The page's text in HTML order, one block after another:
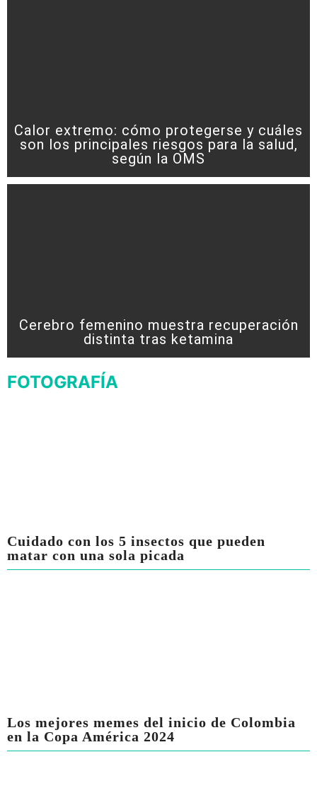
Calor extremo: cómo protegerse y cuáles
son los principales riesgos para la salud,
según la OMS
Cerebro femenino muestra recuperación
distinta tras ketamina
FOTOGRAFÍA
Cuidado con los 5 insectos que pueden
matar con una sola picada
Los mejores memes del inicio de Colombia
en la Copa América 2024